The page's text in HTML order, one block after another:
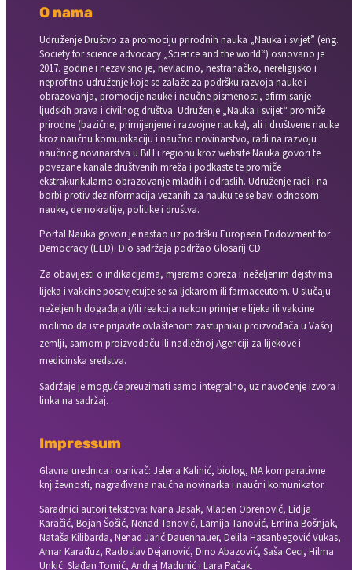
O nama
Udruženje Društvo za promociju prirodnih nauka „Nauka i svijet” (eng.
Society for science advocacy „Science and the world“) osnovano je
2017. godine i nezavisno je, nevladino, nestranačko, nereligijsko i
neprofitno udruženje koje se zalaže za podršku razvoja nauke i
obrazovanja, promocije nauke i naučne pismenosti, afirmisanje
ljudskih prava i civilnog društva. Udruženje „Nauka i svijet“ promiče
prirodne (bazične, primijenjene i razvojne nauke), ali i društvene nauke
kroz naučnu komunikaciju i naučno novinarstvo, radi na razvoju
naučnog novinarstva u BiH i regionu kroz website Nauka govori te
povezane kanale društvenih mreža i podkaste te promiče
ekstrakurikularno obrazovanje mladih i odraslih. Udruženje radi i na
borbi protiv dezinformacija vezanih za nauku te se bavi odnosom
nauke, demokratije, politike i društva.
Portal Nauka govori je nastao uz podršku European Endowment for
Democracy (EED). Dio sadržaja podržao Glosarij CD.
Za obavijesti o indikacijama, mjerama opreza i neželjenim dejstvima
lijeka i vakcine posavjetujte se sa ljekarom ili farmaceutom. U slučaju
neželjenih događaja i/ili reakcija nakon primjene lijeka ili vakcine
molimo da iste prijavite ovlaštenom zastupniku proizvođača u Vašoj
zemlji, samom proizvođaču ili nadležnoj Agenciji za lijekove i
medicinska sredstva.
Sadržaje je moguće preuzimati samo integralno, uz navođenje izvora i
linka na sadržaj.
Impressum
Glavna urednica i osnivač: Jelena Kalinić, biolog, MA komparativne
književnosti, nagrađivana naučna novinarka i naučni komunikator.
Saradnici autori tekstova: Ivana Jasak, Mladen Obrenović, Lidija
Karačić, Bojan Šošić, Nenad Tanović, Lamija Tanović, Emina Bošnjak,
Nataša Kilibarda, Nenad Jarić Dauenhauer, Delila Hasanbegović Vukas,
Amar Karađuz, Radoslav Dejanović, Dino Abazović, Saša Ceci, Hilma
Unkić. Slađan Tomić, Andrej Madunić i Lara Pačak.